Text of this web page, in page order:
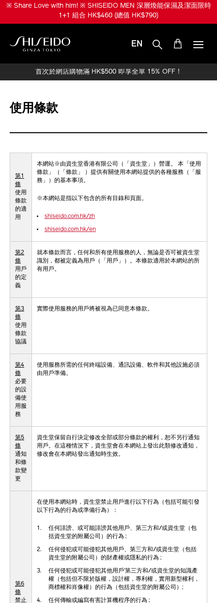
※ Share Love with him! ※ SHISEIDO MEN 深層煥能保濕及潔面限時
1+1 組合 HK$460 (總值 HK$790)
EN
首次於網店購物滿 HK$500 即享全單 15% OFF！
使用條款
第1
條
使用
條款
的適
用
本網站※由資生堂香港有限公司（「資生堂」）營運。 本「使用
條款」（「條款」 ）提供有關使用本網站提供的各種服務（「服
務」）的基本事項。
※本網站是指以下包含的所有目錄和頁面。
shiseido.com.hk/zh
shiseido.com.hk/en
第2
條
用戶
的定
義
就本條款而言，任何和所有使用服務的人，無論是否可被資生堂
識別，都被定義為用戶（「用戶」）。本條款適用於本網站的所
有用戶。
第3
條
使用
條款
協議
實際使用服務的用戶將被視為已同意本條款。
第4
條
必要
的設
備使
用服
務
使用服務所需的任何終端設備、通訊設備、軟件和其他設施必須
由用戶準備。
第5
條
通知
和條
款變
更
資生堂保留自行決定修改全部或部分條款的權利，恕不另行通知
用戶。在這種情況下，資生堂會在本網站上發出此類修改通知，
修改會在本網站發出通知時生效。
第6
條
禁止
在使用本網站時，資生堂禁止用戶進行以下行為（包括可能引發
以下行為的行為或準備行為）：
1.
任何誹謗、或可能誹謗其他用戶、第三方和/或資生堂（包
括資生堂的附屬公司）的行為 ;
2.
任何侵犯或可能侵犯其他用戶、第三方和/或資生堂（包括
資生堂的附屬公司）的財產權或隱私的行為 ;
3.
任何侵犯或可能侵犯其他用戶’第三方和/或資生堂的知識產
權（包括但不限於版權，設計權，專利權，實用新型權利，
商標權和肖像權）的行為（包括資生堂的附屬公司）;
4. 任何傳輸或編寫有害計算機程序的行為 ;